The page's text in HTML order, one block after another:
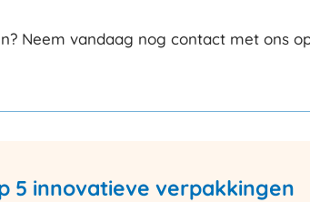
Neem vandaag nog contact met ons
5 innovatieve verpakkingen